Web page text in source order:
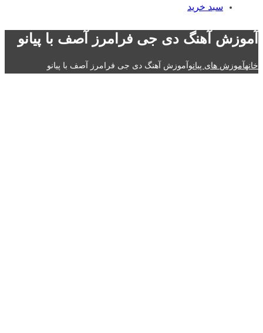
سبد خرید
آموزش آهنگ دی جی فرامرز آصف با پیانو
خانهآموزش های پیانوآموزش آهنگ دی جی فرامرز آصف با پیانو